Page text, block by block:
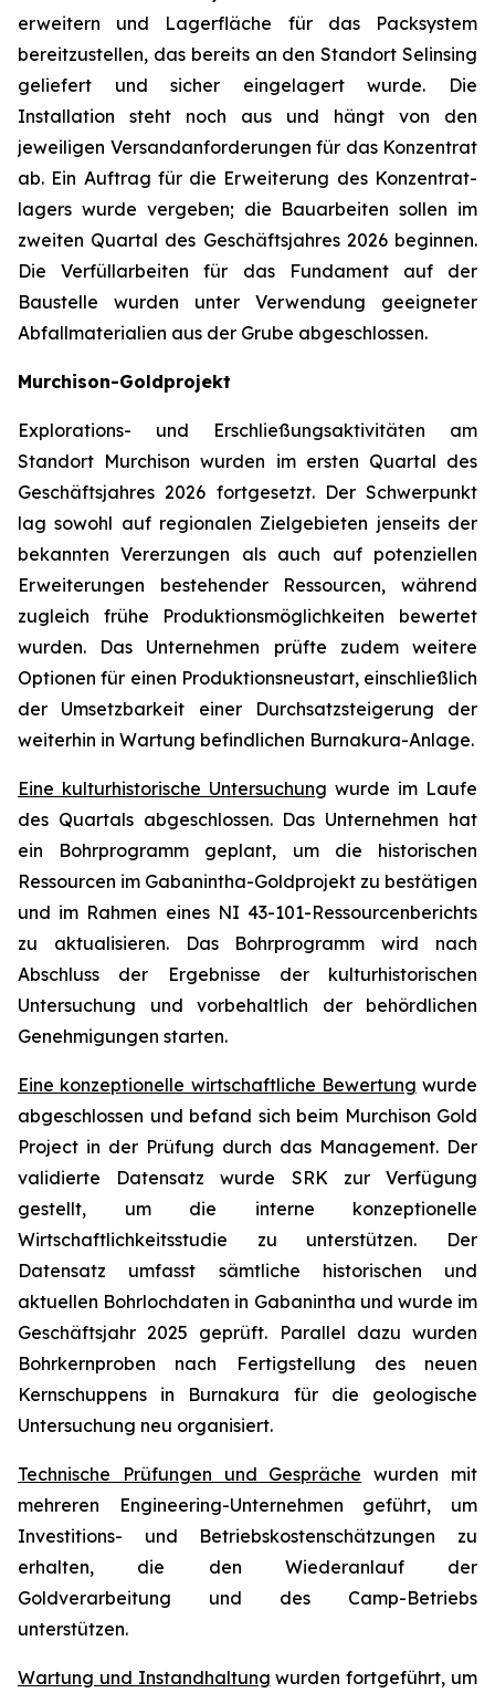
erweitern und Lagerfläche für das Packsystem
bereitzustellen, das bereits an den Standort Selinsing
geliefert und sicher eingelagert wurde. Die
Installation steht noch aus und hängt von den
jeweiligen Versandanforderungen für das Konzentrat
ab. Ein Auftrag für die Erweiterung des Konzentrat­
lagers wurde vergeben; die Bauarbeiten sollen im
zweiten Quartal des Geschäftsjahres 2026 beginnen.
Die Verfüllarbeiten für das Fundament auf der
Baustelle wurden unter Verwendung geeigneter
Abfallmaterialien aus der Grube abgeschlossen.
Murchison-Goldprojekt
Explorations- und Erschließungsaktivitäten am
Standort Murchison wurden im ersten Quartal des
Geschäftsjahres 2026 fortgesetzt. Der Schwerpunkt
lag sowohl auf regionalen Zielgebieten jenseits der
bekannten Vererzungen als auch auf potenziellen
Erweiterungen bestehender Ressourcen, während
zugleich frühe Produktionsmöglichkeiten bewertet
wurden. Das Unternehmen prüfte zudem weitere
Optionen für einen Produktionsneustart, einschließlich
der Umsetzbarkeit einer Durchsatzsteigerung der
weiterhin in Wartung befindlichen Burnakura-Anlage.
Eine kulturhistorische Untersuchung wurde im Laufe
des Quartals abgeschlossen. Das Unternehmen hat
ein Bohrprogramm geplant, um die historischen
Ressourcen im Gabanintha-Goldprojekt zu bestätigen
und im Rahmen eines NI 43-101-Ressourcenberichts
zu aktualisieren. Das Bohrprogramm wird nach
Abschluss der Ergebnisse der kulturhistorischen
Untersuchung und vorbehaltlich der behördlichen
Genehmigungen starten.
Eine konzeptionelle wirtschaftliche Bewertung wurde
abgeschlossen und befand sich beim Murchison Gold
Project in der Prüfung durch das Management. Der
validierte Datensatz wurde SRK zur Verfügung
gestellt, um die interne konzeptionelle
Wirtschaftlichkeitsstudie zu unterstützen. Der
Datensatz umfasst sämtliche historischen und
aktuellen Bohrlochdaten in Gabanintha und wurde im
Geschäftsjahr 2025 geprüft. Parallel dazu wurden
Bohrkernproben nach Fertigstellung des neuen
Kernschuppens in Burnakura für die geologische
Untersuchung neu organisiert.
Technische Prüfungen und Gespräche wurden mit
mehreren Engineering-Unternehmen geführt, um
Investitions- und Betriebskostenschätzungen zu
erhalten, die den Wiederanlauf der
Goldverarbeitung und des Camp-Betriebs
unterstützen.
Wartung und Instandhaltung wurden fortgeführt, um